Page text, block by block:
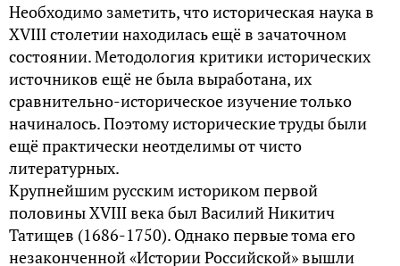
Необходимо заметить, что историческая наука в
XVIII столетии находилась ещё в зачаточном
состоянии. Методология критики исторических
источников ещё не была выработана, их
сравнительно-историческое изучение только
начиналось. Поэтому исторические труды были
ещё практически неотделимы от чисто
литературных.
Крупнейшим русским историком первой
половины XVIII века был Василий Никитич
Татищев (1686-1750). Однако первые тома его
незаконченной «Истории Российской» вышли